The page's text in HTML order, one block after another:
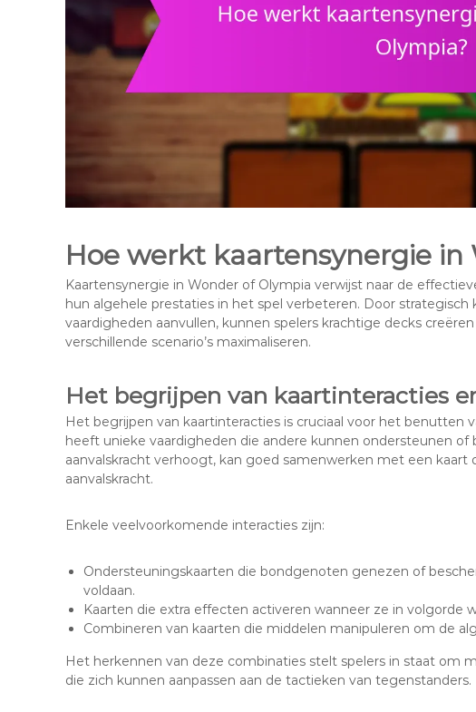
Hoe werkt kaartensynergie in
Kaartensynergie in Wonder of Olympia verwijst naar de
hun algehele prestaties in het spel verbeteren. Door
vaardigheden aanvullen, kunnen spelers krachtige decks
verschillende scenario’s maximaliseren.
Het begrijpen van kaartinteracties
Het begrijpen van kaartinteracties is cruciaal voor het benutten
heeft unieke vaardigheden die andere kunnen ondersteunen
aanvalskracht verhoogt, kan goed samenwerken met een kaart
aanvalskracht.
Enkele veelvoorkomende interacties zijn:
Ondersteuningskaarten die bondgenoten genezen of
voldaan.
Kaarten die extra effecten activeren wanneer ze in volgorde
Combineren van kaarten die middelen manipuleren om de
Het herkennen van deze combinaties stelt spelers in staat om
die zich kunnen aanpassen aan de tactieken van tegenstanders.